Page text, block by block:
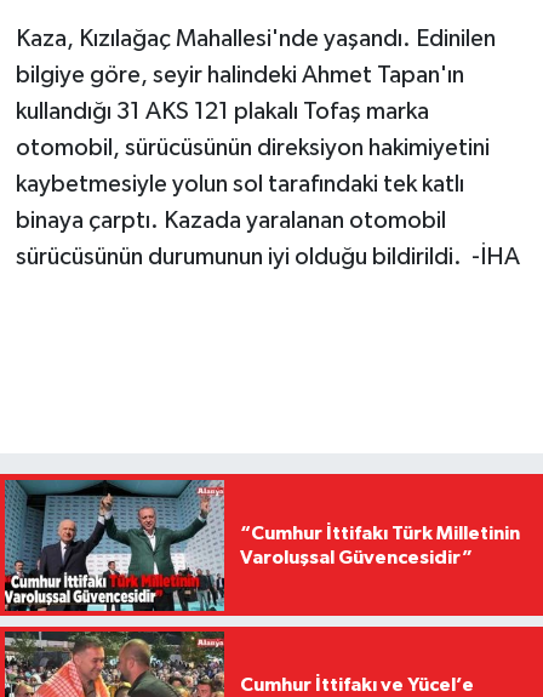
Kaza, Kızılağaç Mahallesi'nde yaşandı. Edinilen
bilgiye göre, seyir halindeki Ahmet Tapan'ın
kullandığı 31 AKS 121 plakalı Tofaş marka
otomobil, sürücüsünün direksiyon hakimiyetini
kaybetmesiyle yolun sol tarafındaki tek katlı
binaya çarptı. Kazada yaralanan otomobil
sürücüsünün durumunun iyi olduğu bildirildi. -İHA
“Cumhur İttifakı Türk Milletinin
Varoluşsal Güvencesidir”
Cumhur İttifakı ve Yücel’e